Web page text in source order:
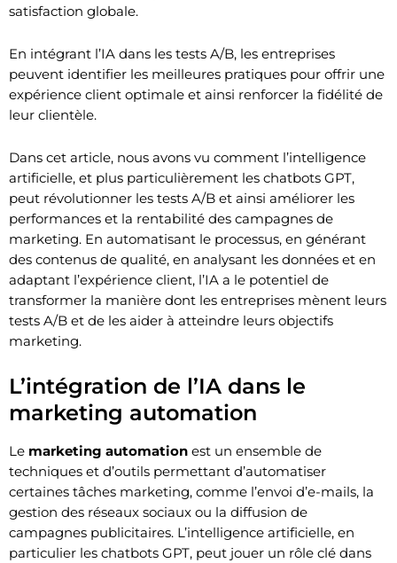
satisfaction globale.
En intégrant l’IA dans les tests A/B, les entreprises
peuvent identifier les meilleures pratiques pour offrir une
expérience client optimale et ainsi renforcer la fidélité de
leur clientèle.
Dans cet article, nous avons vu comment l’intelligence
artificielle, et plus particulièrement les chatbots GPT,
peut révolutionner les tests A/B et ainsi améliorer les
performances et la rentabilité des campagnes de
marketing. En automatisant le processus, en générant
des contenus de qualité, en analysant les données et en
adaptant l’expérience client, l’IA a le potentiel de
transformer la manière dont les entreprises mènent leurs
tests A/B et de les aider à atteindre leurs objectifs
marketing.
L’intégration de l’IA dans le
marketing automation
Le marketing automation est un ensemble de
techniques et d’outils permettant d’automatiser
certaines tâches marketing, comme l’envoi d’e-mails, la
gestion des réseaux sociaux ou la diffusion de
campagnes publicitaires. L’intelligence artificielle, en
particulier les chatbots GPT, peut jouer un rôle clé dans